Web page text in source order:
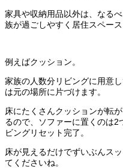
家具や収納用品以外は、なる
族が過ごしやすく居住スペー
例えばクッション。
家族の人数分リビングに用意
は元の場所に片づけます。
床にたくさんクッションが転
るので、ソファーに置くのは2
ビングリセット完了。
床が見えるだけでずいぶんス
てくださいね。